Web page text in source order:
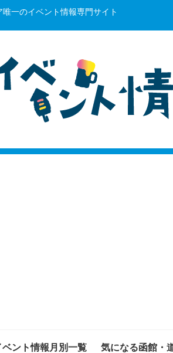
唯一のイベント情報専門サイト
ベント情報月別一覧 気になる函館・